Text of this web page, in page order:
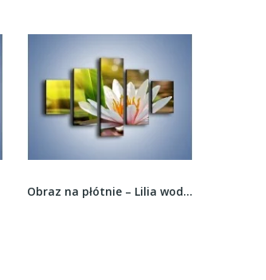
Obraz na płótnie – Lilia wodna w pełni –...